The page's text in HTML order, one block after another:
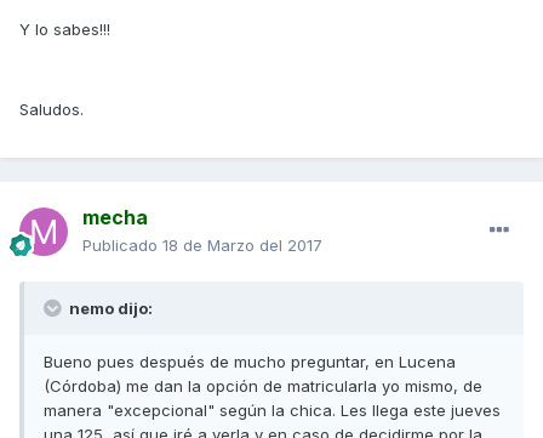
Y lo sabes!!!
Saludos.
mecha
Publicado 18 de Marzo del 2017
nemo dijo:
Bueno pues después de mucho preguntar, en Lucena
(Córdoba) me dan la opción de matricularla yo mismo, de
manera "excepcional" según la chica. Les llega este jueves
una 125, así que iré a verla y en caso de decidirme por la